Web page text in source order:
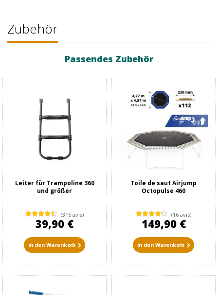
Zubehör
Passendes Zubehör
Leiter für Trampoline 360
und größer
(315 avis)
39,90 €
in den Warenkorb
Toile de saut Airjump
Octopulse 460
(16 avis)
149,90 €
in den Warenkorb